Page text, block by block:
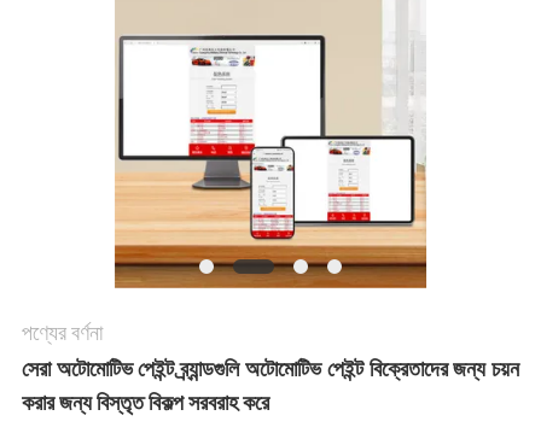
গোপনীয়তা
নীতি
পণ্যের বর্ণনা
সেরা অটোমোটিভ পেইন্ট ব্র্যান্ডগুলি অটোমোটিভ পেইন্ট বিক্রেতাদের জন্য চয়ন
করার জন্য বিস্তৃত বিকল্প সরবরাহ করে